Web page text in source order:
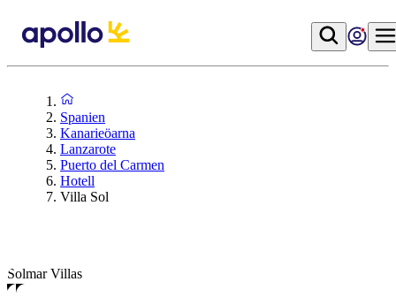
Spanien
Kanarieöarna
Lanzarote
Puerto del Carmen
Hotell
Villa Sol
Solmar Villas